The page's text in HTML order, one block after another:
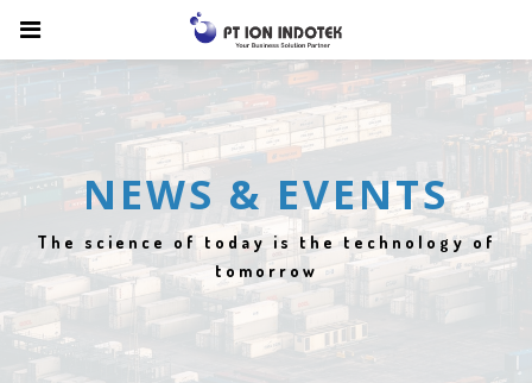
NEWS & EVENTS
The science of today is the technology of
tomorrow